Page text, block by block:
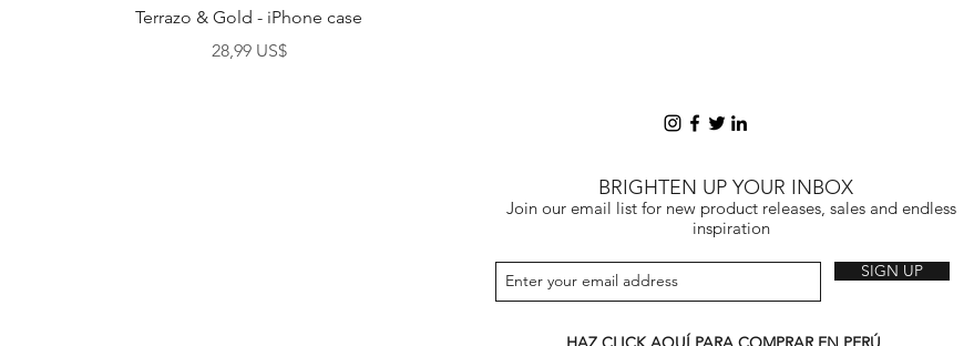
Vista rápida
Terrazo & Gold - iPhone case
Precio
28,99 US$
BRIGHTEN UP YOUR INBOX
Join our email list for new product releases, sales and endless
inspiration
SIGN UP